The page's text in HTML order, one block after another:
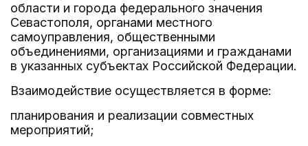
области и города федерального значения
Севастополя, органами местного
самоуправления, общественными
объединениями, организациями и гражданами
в указанных субъектах Российской Федерации.
Взаимодействие осуществляется в форме:
планирования и реализации совместных
мероприятий;